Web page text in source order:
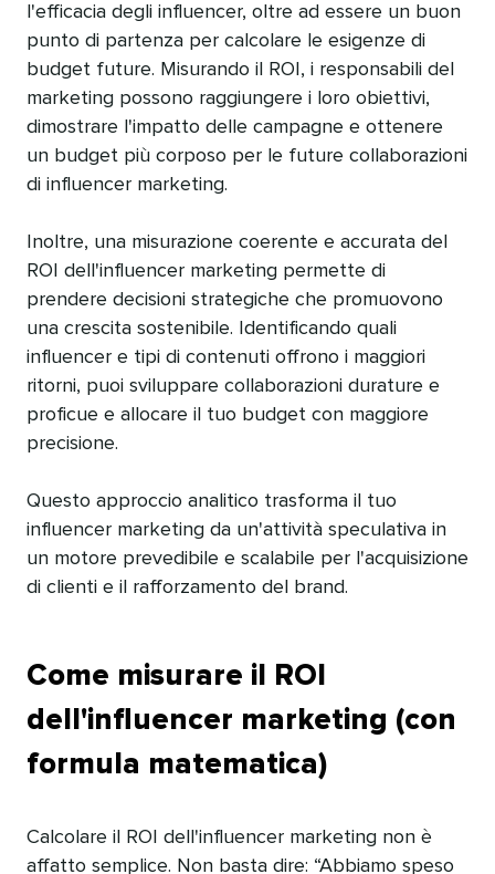
l'efficacia degli influencer, oltre ad essere un buon
punto di partenza per calcolare le esigenze di
budget future. Misurando il ROI, i responsabili del
marketing possono raggiungere i loro obiettivi,
dimostrare l'impatto delle campagne e ottenere
un budget più corposo per le future collaborazioni
di influencer marketing.​​
Inoltre, una misurazione coerente e accurata del
ROI dell'influencer marketing permette di
prendere decisioni strategiche che promuovono
una crescita sostenibile. Identificando quali
influencer e tipi di contenuti offrono i maggiori
ritorni, puoi sviluppare collaborazioni durature e
proficue e allocare il tuo budget con maggiore
precisione.​​
Questo approccio analitico trasforma il tuo
influencer marketing da un'attività speculativa in
un motore prevedibile e scalabile per l'acquisizione
di clienti e il rafforzamento del brand.​​
Come misurare il ROI
dell'influencer marketing (con
formula matematica)​​
Calcolare il ROI dell'influencer marketing non è
affatto semplice. Non basta dire: “Abbiamo speso